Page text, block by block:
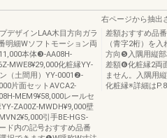
デザインLAA木目方向ガラ
細Wソフトモーション両
本体❸-AA08H-
MWE8¥29,000化粧縁YY-
（土間用）YY-0001❷-
片面セットAVCA2-
MEM9¥58,000レールセ
ZA00Z-MWDH¥9,000壁
引手BE-HGS-
ド内の記号おすすめ品番
右ページから抽出
差額おすすめ品
（青字2桁）を
方向❺入隅用縦
差額❻化粧縁2両
ません。入隅用
化粧縁※詳細は